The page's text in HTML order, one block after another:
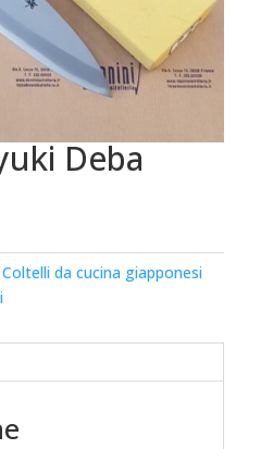
Deba
Coltelli da cucina giapponesi